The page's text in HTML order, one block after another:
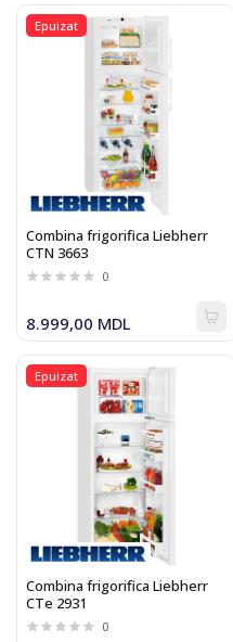
Epuizat
Combina frigorifica Liebherr
CTN 3663
0
8.999,00 MDL
Epuizat
Combina frigorifica Liebherr
CTe 2931
0